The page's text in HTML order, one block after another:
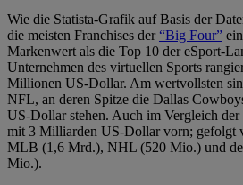
Wie die Statista-Grafik auf Basis der
die meisten Franchises der “Big Four”
Markenwert als die Top 10 der eSport-
Unternehmen des virtuellen Sports
Millionen US-Dollar. Am wertvollsten
NFL, an deren Spitze die Dallas
US-Dollar stehen. Auch im Vergleich
mit 3 Milliarden US-Dollar vorn; gefolgt
MLB (1,6 Mrd.), NHL (520 Mio.) und
Mio.).